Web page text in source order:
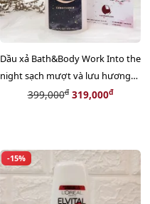
Dầu xả Bath&Body Work Into the
night sạch mượt và lưu hương
cực lâu 473ml
399,000đ319,000đ
-15%